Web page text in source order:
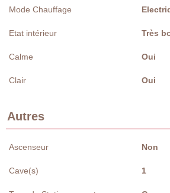
Mode Chauffage
Etat intérieur Très
Calme Oui
Clair Oui
Autres
Ascenseur Non
Cave(s) 1